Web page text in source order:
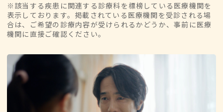
※該当する疾患に関連する診療科を標榜している医療機関を
表示しております。掲載されている医療機関を受診される場
合は、ご希望の診療内容が受けられるかどうか、事前に医療
機関に直接ご確認ください。